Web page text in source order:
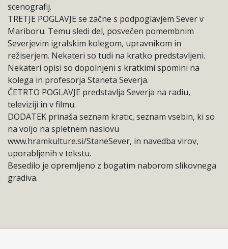
scenografij.
TRETJE POGLAVJE se začne s podpoglavjem Sever v
Mariboru. Temu sledi del, posvečen pomembnim
Severjevim igralskim kolegom, upravnikom in
režiserjem. Nekateri so tudi na kratko predstavljeni.
Nekateri opisi so dopolnjeni s kratkimi spomini na
kolega in profesorja Staneta Severja.
ČETRTO POGLAVJE predstavlja Severja na radiu,
televiziji in v filmu.
DODATEK prinaša seznam kratic, seznam vsebin, ki so
na voljo na spletnem naslovu
www.hramkulture.si/StaneSever, in navedba virov,
uporabljenih v tekstu.
Besedilo je opremljeno z bogatim naborom slikovnega
gradiva.